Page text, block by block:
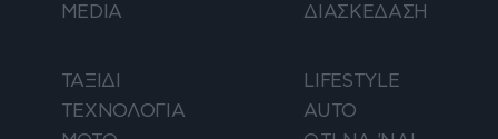
MEDIA
ΔΙΑΣΚΕΔΑΣΗ
ΤΑΞΙΔΙ
LIFESTYLE
ΤΕΧΝΟΛΟΓΙΑ
AUTO